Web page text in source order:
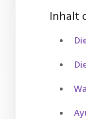
Inhalt